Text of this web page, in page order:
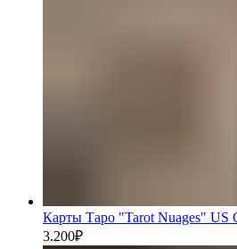
Карты Таро "Tarot Nuages" US
3.200₽